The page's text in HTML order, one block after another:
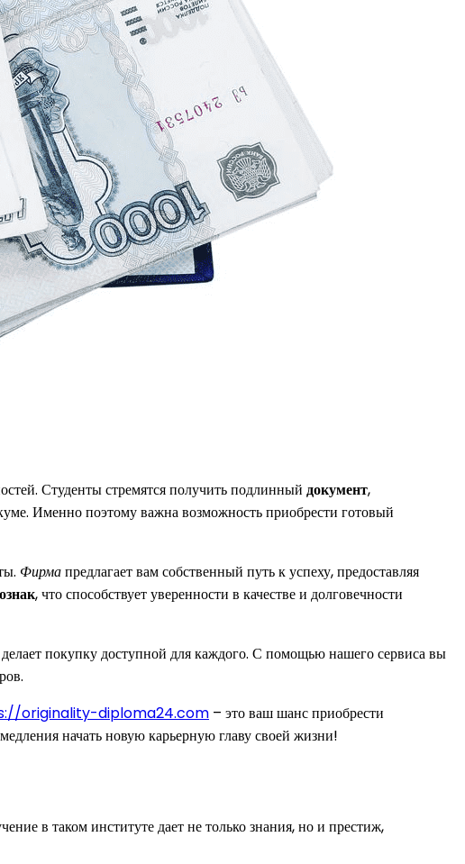
Студенты стремятся получить подлинный документ,
Именно поэтому важна возможность приобрести готовый
Фирмапредлагает вам собственный путь к успеху, предоставляя
, что способствует уверенности в качестве и долговечности
делает покупку доступной для каждого. С помощью нашего сервиса вы
originality-diploma24.com – это ваш шанс приобрести
начать новую карьерную главу своей жизни!
в таком институте дает не только знания, но и престиж,